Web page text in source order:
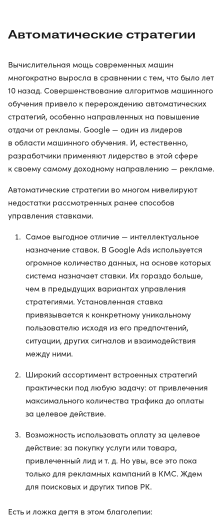
Автоматические стратегии
Вычислительная мощь современных машин
многократно выросла в сравнении с тем, что было лет
10 назад. Совершенствование алгоритмов машинного
обучения привело к перерождению автоматических
стратегий, особенно направленных на повышение
отдачи от рекламы. Google — один из лидеров
в области машинного обучения. И, естественно,
разработчики применяют лидерство в этой сфере
к своему самому доходному направлению — рекламе.
Автоматические стратегии во многом нивелируют
недостатки рассмотренных ранее способов
управления ставками.
Самое выгодное отличие — интеллектуальное
назначение ставок. В Google Ads используется
огромное количество данных, на основе которых
система назначает ставки. Их гораздо больше,
чем в предыдущих вариантах управления
стратегиями. Установленная ставка
привязывается к конкретному уникальному
пользователю исходя из его предпочтений,
ситуации, других сигналов и взаимодействия
между ними.
Широкий ассортимент встроенных стратегий
практически под любую задачу: от привлечения
максимального количества трафика до оплаты
за целевое действие.
Возможность использовать оплату за целевое
действие: за покупку услуги или товара,
привлеченный лид и т. д. Но увы, все это пока
только для рекламных кампаний в КМС. Ждем
для поисковых и других типов РК.
Есть и ложка дегтя в этом благолепии: